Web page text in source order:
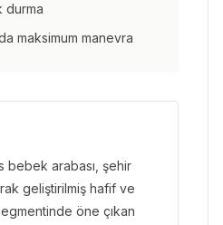
durma
maksimum manevra
bebek arabası, şehir
geliştirilmiş hafif ve
öne çıkan